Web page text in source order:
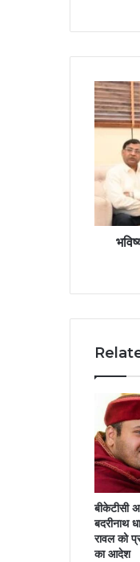
बीकेटीसी
बदरीनाथ
रावल को
का आदेश